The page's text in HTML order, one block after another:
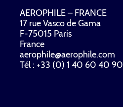
AEROPHILE – FRANCE
17 rue Vasco de Gama
F-75015 Paris
France
aerophile@aerophile.com
Tél : +33 (0) 1 40 60 40 90